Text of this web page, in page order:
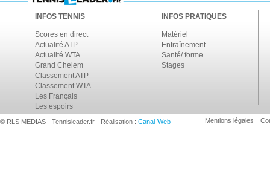
INFOS TENNIS
Scores en direct
Actualité ATP
Actualité WTA
Grand Chelem
Classement ATP
Classement WTA
Les Français
Les espoirs
INFOS PRATIQUES
Matériel
Entraînement
Santé/ forme
Stages
© RLS MEDIAS - Tennisleader.fr - Réalisation : Canal-Web Mentions légales